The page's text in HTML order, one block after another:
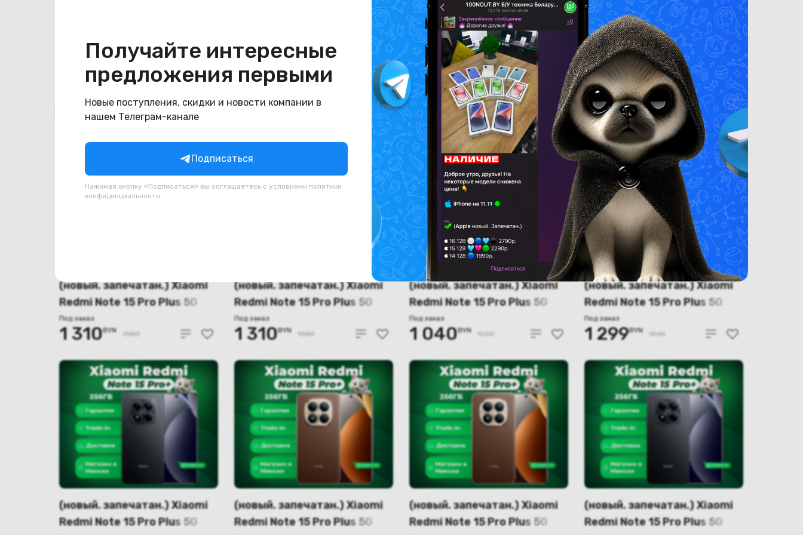
Получайте интересные
предложения первыми
Новые поступления, скидки и новости компании в
нашем Телеграм-канале
Подписаться
Нажимая кнопку «Подписаться» вы соглашаетесь с условиями политики
конфиденциальности
Похожие товары
(новый. запечатан.) Xiaomi
Redmi Note 15 Pro Plus 5G
12GB/512GB международная
версия (синий)
Под заказ
1 310BYN 1580
(новый. запечатан.) Xiaomi
Redmi Note 15 Pro Plus 5G
12GB/512GB международная
версия (коричневый)
Под заказ
1 310BYN 1580
(новый. запечатан.) Xiaomi
Redmi Note 15 Pro Plus 5G
8GB/256GB международная
версия (синий)
Под заказ
1 040BYN 1250
(новый. запечатан.) Xiaomi
Redmi Note 15 Pro Plus 5G
12GB/256GB
международная версия
Под заказ
1 299BYN 1560
(новый. запечатан.) Xiaomi
Redmi Note 15 Pro Plus 5G
(новый. запечатан.) Xiaomi
Redmi Note 15 Pro Plus 5G
(новый. запечатан.) Xiaomi
Redmi Note 15 Pro Plus 5G
(новый. запечатан.) Xiaomi
Redmi Note 15 Pro Plus 5G